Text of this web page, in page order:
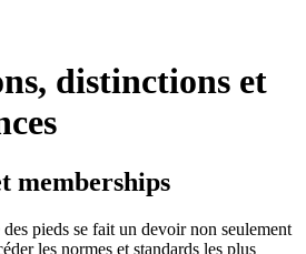
distinctions et
memberships
pieds se fait un devoir non seulement
les normes et standards les plus